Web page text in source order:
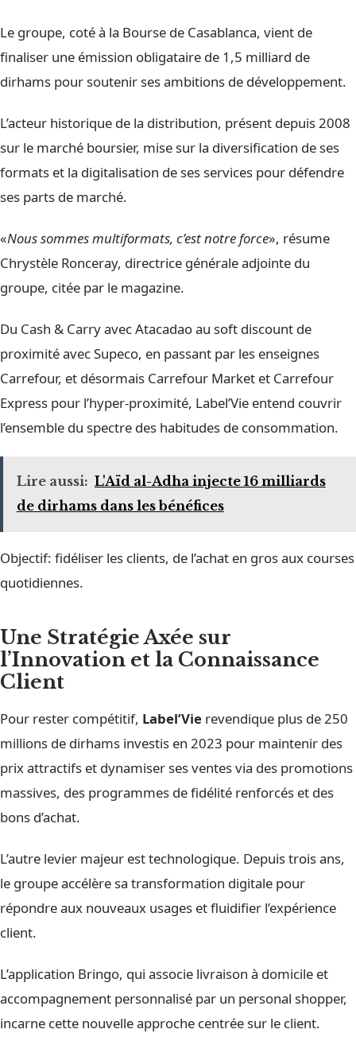
Le groupe, coté à la Bourse de Casablanca, vient de
finaliser une émission obligataire de 1,5 milliard de
dirhams pour soutenir ses ambitions de développement.
L’acteur historique de la distribution, présent depuis 2008
sur le marché boursier, mise sur la diversification de ses
formats et la digitalisation de ses services pour défendre
ses parts de marché.
«Nous sommes multiformats, c’est notre force», résume
Chrystèle Ronceray, directrice générale adjointe du
groupe, citée par le magazine.
Du Cash & Carry avec Atacadao au soft discount de
proximité avec Supeco, en passant par les enseignes
Carrefour, et désormais Carrefour Market et Carrefour
Express pour l’hyper-proximité, Label’Vie entend couvrir
l’ensemble du spectre des habitudes de consommation.
Lire aussi: L'Aïd al-Adha injecte 16 milliards
de dirhams dans les bénéfices
Objectif: fidéliser les clients, de l’achat en gros aux courses
quotidiennes.
Une Stratégie Axée sur
l’Innovation et la Connaissance
Client
Pour rester compétitif, Label’Vie revendique plus de 250
millions de dirhams investis en 2023 pour maintenir des
prix attractifs et dynamiser ses ventes via des promotions
massives, des programmes de fidélité renforcés et des
bons d’achat.
L’autre levier majeur est technologique. Depuis trois ans,
le groupe accélère sa transformation digitale pour
répondre aux nouveaux usages et fluidifier l’expérience
client.
L’application Bringo, qui associe livraison à domicile et
accompagnement personnalisé par un personal shopper,
incarne cette nouvelle approche centrée sur le client.